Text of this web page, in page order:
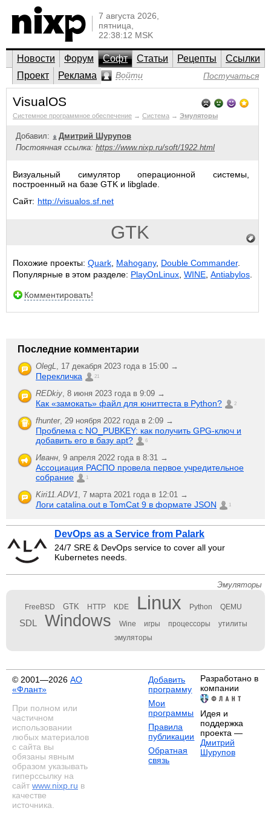
7 августа 2026,
пятница,
22:38:12 MSK
Новости Форум Софт Статьи Рецепты
Ссылки
Проект
Реклама Войти Постучаться
VisualOS
Системное программное обеспечение → Система → Эмуляторы
Добавил:
Дмитрий Шурупов
Постоянная ссылка: https://www.nixp.ru/soft/1922.html
Визуальный симулятор операционной системы,
построенный на базе GTK и libglade.
Сайт: http://visualos.sf.net
GTK
Похожие проекты: Quark Mahogany, Double Commander.
Популярные в этом разделе: PlayOnLinux WINE Antiabylos
Комментировать!
Последние комментарии
OlegL, 17 декабря 2023 года в 15:00 →
Перекличка 21
REDkiy, 8 июня 2023 года в 9:09 →
Как «замокать» файл для юниттеста в Python? 2
fhunter, 29 ноября 2022 года в 2:09 →
Проблема с NO_PUBKEY: как получить GPG-ключ и
добавить его в базу apt?
6
Иванн, 9 апреля 2022 года в 8:31 →
Ассоциация РАСПО провела первое учредительное
собрание
1
Kiri11.ADV1, 7 марта 2021 года в 12:01 →
Логи catalina.out в TomCat 9 в формате JSON 1
DevOps as a Service from Palark
24/7 SRE & DevOps service to cover all your
Kubernetes needs.
Эмуляторы
FreeBSD GTK HTTP KDE Linux Python QEMU
SDL Windows Wine игры процессоры
утилиты
эмуляторы
© 2001—2026 АО
«Флант»
При полном или
частичном
использовании
любых материалов
с сайта вы
обязаны явным
образом указывать
гиперссылку на
сайт www.nixp.ru в
качестве
источника.
Добавить
программу
Мои
программы
Правила
публикации
Обратная
связь
Разработано в
компании
Идея и
поддержка
проекта —
Дмитрий
Шурупов